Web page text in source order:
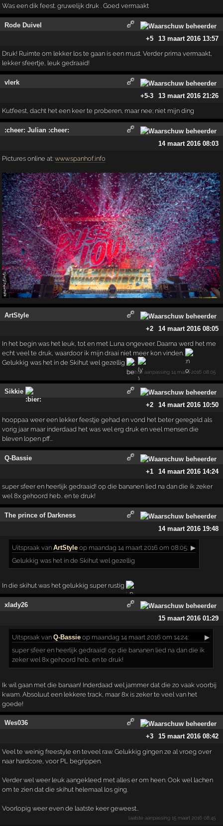
Was een dik feest. gruwelijk druk . Goed vermaakt
Rode Duivel
+5
13 maart 2016 13:57
Druk! Ruimte om lekker los te gaan is een must. Verder prima vermaakt,
lekker sfeertje, leuk gedraaid!
vlerk
+5-3 13 maart 2016 21:26
Kutfeest, dacht het een keer te proberen, maar nee; niet mijn ding
:cheer: Julian :cheer:
14 maart 2016 08:03
Pictures online at: www.spanhof.info
ArtStyle
+2
14 maart 2016 08:05
In het begin was het leuk, tot en met Luna ongeveer. Daarna werd het me
echt veel te druk, waardoor ik mijn draai niet meer kon vinden.
Gelukkig was het in de Skihut wel gezellig
laatste aanpassing14 maart 2016 08:05
Sikkie
+2
14 maart 2016 10:50
hooppaa weer een lekker feestje gehad en vond het beter geregeld als
vorig jaar maar inderdaad het was wel erg druk en veel mensen die
bleven lopen pff...
Q-Bassie
+1
14 maart 2016 14:24
super sfeer en heerlijk gedraaid! op die bananen lied na dan die ik zeker
wel 8x gehoord heb.. en te druk!
The prince of Darkness
14 maart 2016 19:48
Uitspraak vanArtStyle op maandag 14 maart 2016 om 08:05: ▶
Gelukkig was het in de Skihut wel gezellig
In die skihut was het gelukkig super rustig
xlady26
15 maart 2016 01:29
Uitspraak vanQ-Bassie op maandag 14 maart 2016 om 14:24:
▶
super sfeer en heerlijk gedraaid! op die bananen lied na dan die ik
zeker wel 8x gehoord heb.. en te druk!
Ik wil gaan met die banaan! Inderdaad wel jammer dat die zo vaak voorbij
kwam. Absoluut een lekkere track, maar 8x is zeker te veel van het
goede!
Wes036
+3
15 maart 2016 08:42
Veel te weinig freestyle en teveel raw. Gelukkig gingen ze al vroeg over
naar hardcore, voor PL begrippen.
Verder wel weer leuk aangekleed met alles er om heen. Ook wel lachen
om te zien dat die skihut helemaal los ging.
Voorlopig weer even de laatste keer geweest..
laatste aanpassing15 maart 2016 08:45